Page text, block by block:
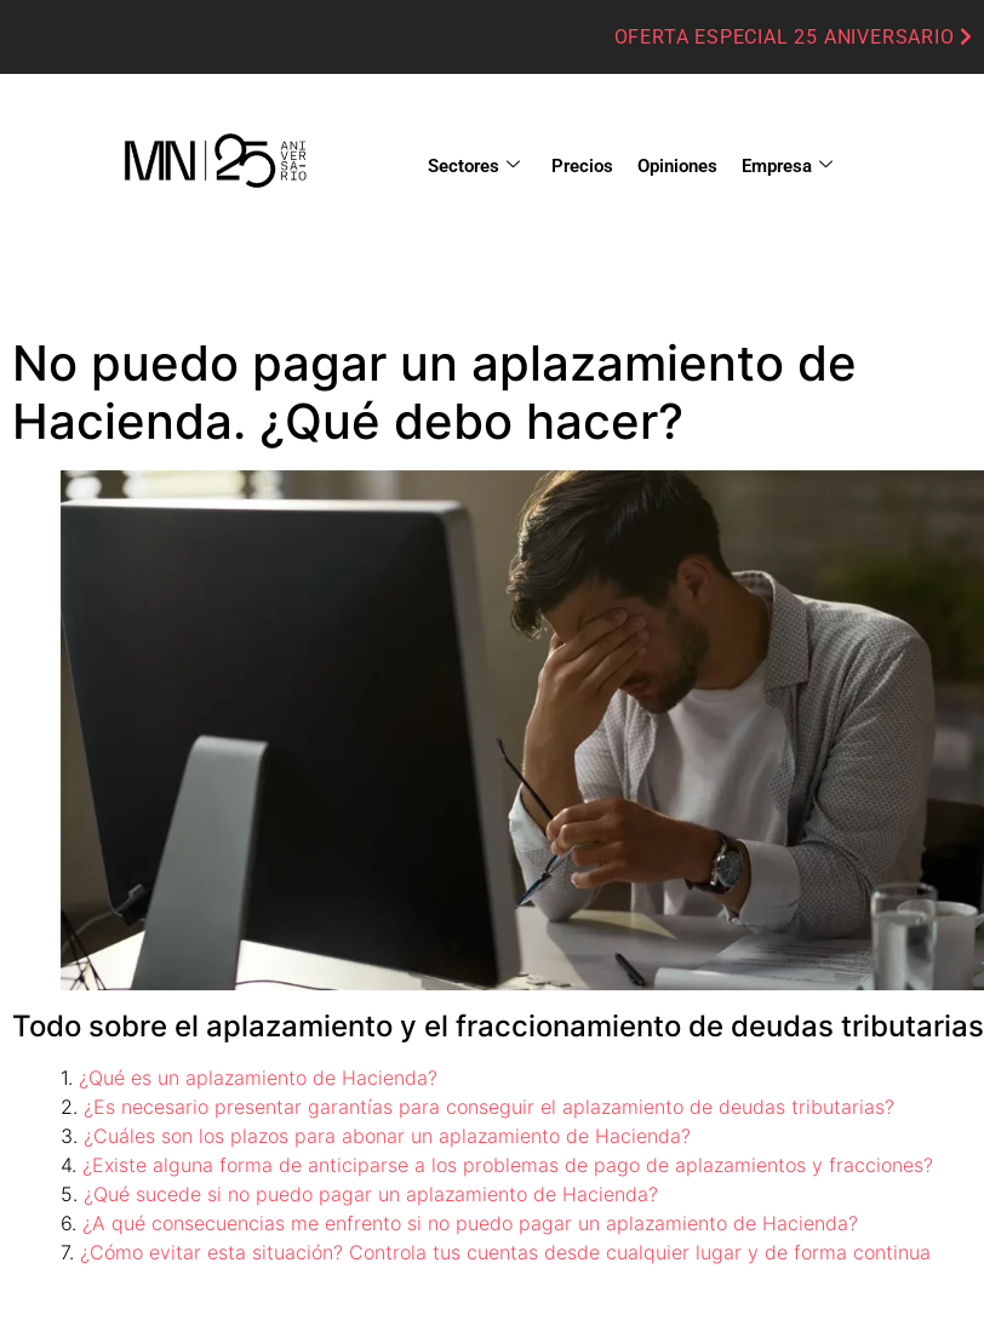
OFERTA ESPECIAL 25 ANIVERSARIO
Sectores Precios Opiniones Empresa
No puedo pagar un aplazamiento de
Hacienda. ¿Qué debo hacer?
Todo sobre el aplazamiento y el fraccionamiento de deudas tributarias
¿Qué es un aplazamiento de Hacienda?
¿Es necesario presentar garantías para conseguir el aplazamiento de deudas tributarias?
¿Cuáles son los plazos para abonar un aplazamiento de Hacienda?
¿Existe alguna forma de anticiparse a los problemas de pago de aplazamientos y fracciones?
¿Qué sucede si no puedo pagar un aplazamiento de Hacienda?
¿A qué consecuencias me enfrento si no puedo pagar un aplazamiento de Hacienda?
¿Cómo evitar esta situación? Controla tus cuentas desde cualquier lugar y de forma continua